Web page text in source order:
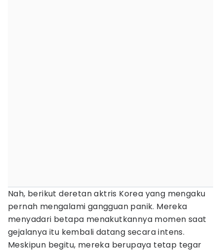
Nah, berikut deretan aktris Korea yang mengaku
pernah mengalami gangguan panik. Mereka
menyadari betapa menakutkannya momen saat
gejalanya itu kembali datang secara intens.
Meskipun begitu, mereka berupaya tetap tegar